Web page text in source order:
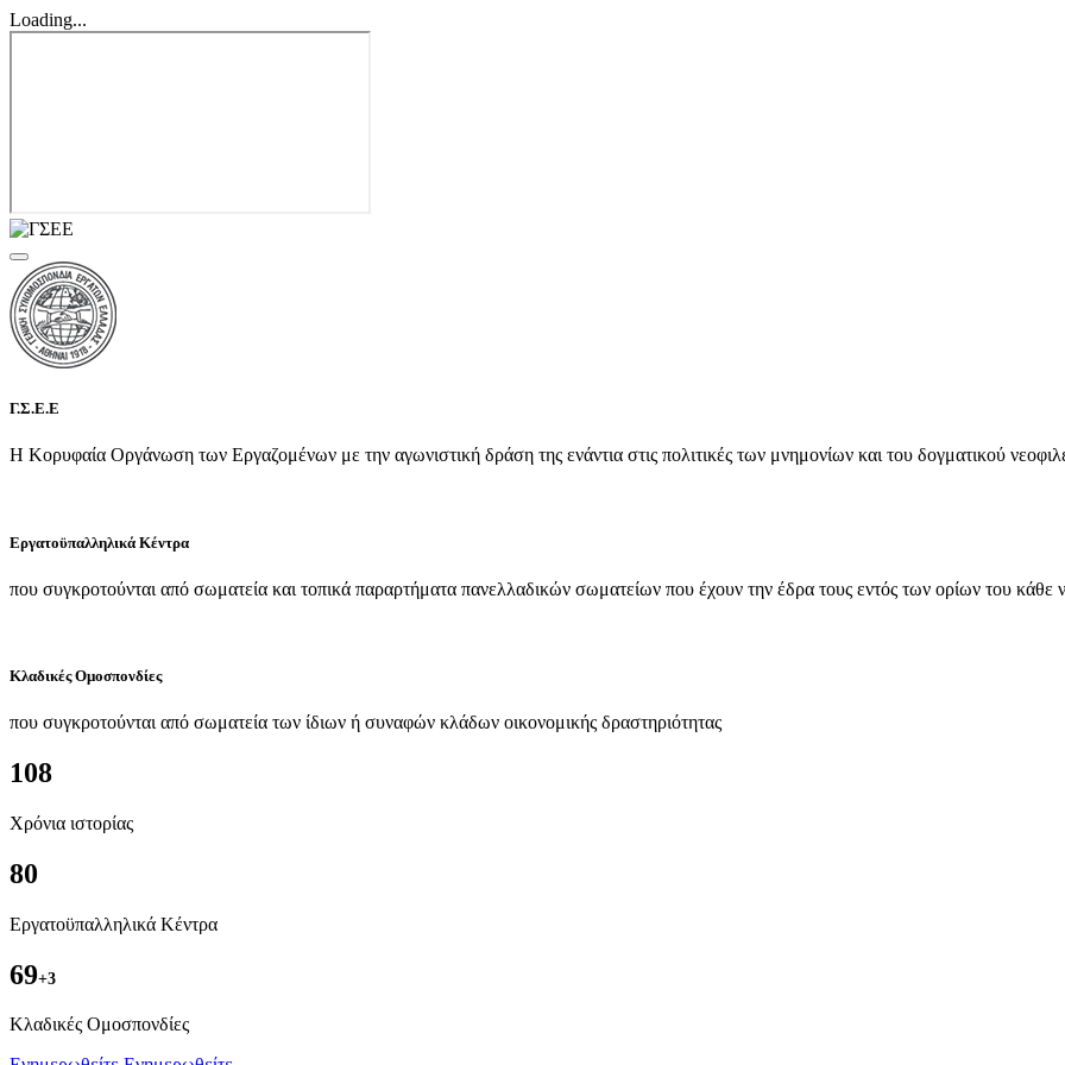
Loading...
Γ.Σ.Ε.Ε
Η Κορυφαία Οργάνωση των Εργαζομένων με την αγωνιστική δράση της ενάντια στις πολιτικές των μνημονίων και του δογματικού
Εργατοϋπαλληλικά Κέντρα
που συγκροτούνται από σωματεία και τοπικά παραρτήματα πανελλαδικών σωματείων που έχουν την έδρα τους εντός των ορίων του κάθε
Κλαδικές Ομοσπονδίες
που συγκροτούνται από σωματεία των ίδιων ή συναφών κλάδων οικονομικής δραστηριότητας
108
Χρόνια ιστορίας
80
Εργατοϋπαλληλικά Κέντρα
69+3
Kλαδικές Ομοσπονδίες